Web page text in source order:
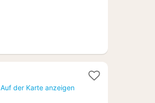
Auf der Karte anzeigen